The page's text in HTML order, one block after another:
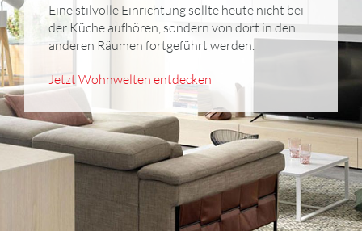
Eine stilvolle Einrichtung sollte heute nicht bei
der Küche aufhören, sondern von dort in den
anderen Räumen fortgeführt werden.
Jetzt Wohnwelten entdecken